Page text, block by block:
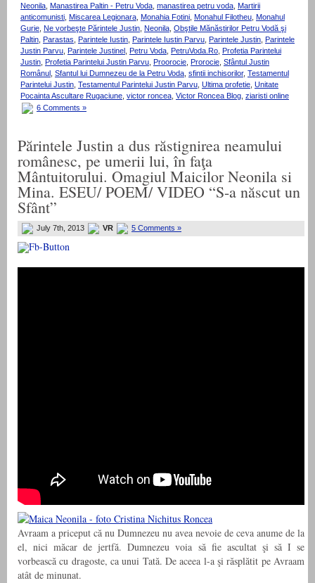
Neonila, Manastirea Paltin - Petru Voda, manastirea petru voda, Martirii
anticomunisti, Miscarea Legionara, Monahia Fotini, Monahul Filotheu, Monahul
Gurie, Ne vorbeşte Părintele Justin, Neonila, Obştile Mănăstirilor Petru Vodă şi
Paltin, Parastas, Parintele Iustin, Parintele Iustin Parvu, Parintele Justin, Parintele
Justin Parvu, Parintele Justinel , Petru Voda, PetruVoda.Ro, Profetia Parintelui
Justin, Profetia Parintelui Justin Parvu, Proorocie, Prorocie, Sfântul Justin
Românul , Sfantul lui Dumnezeu de la Petru Voda, sfintii inchisorilor, Testamentul
Parintelui Justin, Testamentul Parintelui Justin Parvu, Ultima profetie, Unitate
Pocainta Ascultare Rugaciune, victor roncea, Victor Roncea Blog, ziaristi online
6 Comments »
Părintele Justin a dus răstignirea neamului
românesc, pe umerii lui, în faţa
Mântuitorului. Omagiul Maicilor Neonila si
Mina. ESEU/ POEM/ VIDEO “S-a născut un
Sfânt”
July 7th, 2013 VR 5 Comments »
Avraam a priceput că nu Dumnezeu nu avea nevoie de ceva anume de la
el, nici măcar de jertfă. Dumnezeu voia să fie ascultat şi să I se
vorbească cu dragoste, ca unui Tată. De aceea l-a şi răsplătit pe Avraam
atât de minunat.